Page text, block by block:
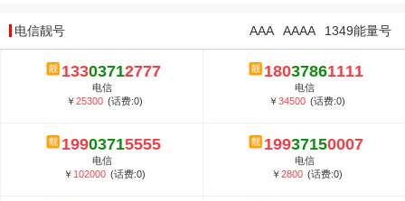
电信靓号 1349能量号
AAAA
AAA
13303712777
电信
￥25300 (话费:0)
18037861111
电信
￥34500 (话费:0)
19903715555
电信
￥ 102000 (话费:0)
19937150007
电信
￥2800 (话费:0)